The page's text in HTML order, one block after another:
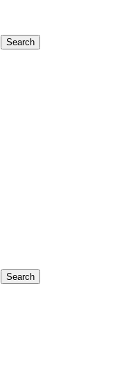
Search
Search